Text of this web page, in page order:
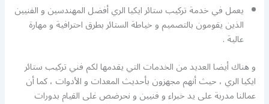
يعمل في خدمة تركيب ستائر ايكيا الري أفضل المهندسين و الفنيين
الذين يقومون بالتصميم و خياطة الستائر بطرق احترافية و مهارة
عالية .
و هناك أيضا العديد من الخدمات التي يقدمها لكم فني تركيب ستائر
ايكيا الري ، حيث أنهم مجهزون بأحديث المعدات و الأدوات ، كما أن
عمالنا مدربة على يد خبراء و فنيين و نحرضص غلى القيام بدورات